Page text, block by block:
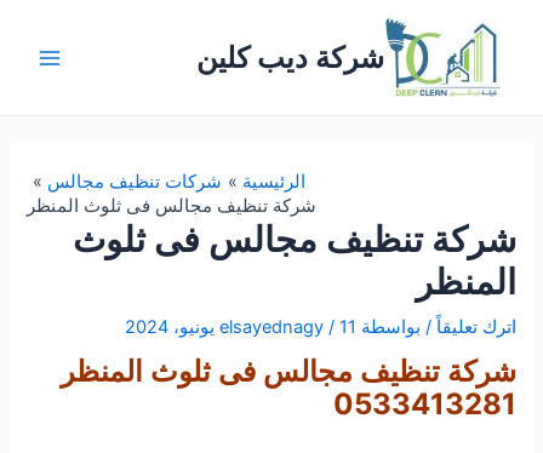
شركة ديب كلين
الرئيسية
شركات تنظيف مجالس
شركة تنظيف مجالس فى ثلوث المنظر
شركة تنظيف مجالس فى ثلوث
المنظر
اترك تعليقاً / بواسطة elsayednagy / 11 يونيو، 2024
شركة تنظيف مجالس فى ثلوث المنظر
0533413281